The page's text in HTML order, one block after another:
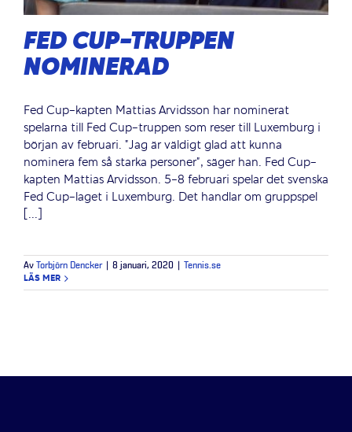
FED CUP-TRUPPEN
NOMINERAD
Fed Cup-kapten Mattias Arvidsson har nominerat
spelarna till Fed Cup-truppen som reser till Luxemburg i
början av februari. ”Jag är väldigt glad att kunna
nominera fem så starka personer”, säger han. Fed Cup-
kapten Mattias Arvidsson. 5-8 februari spelar det svenska
Fed Cup-laget i Luxemburg. Det handlar om gruppspel
[...]
Av Torbjörn Dencker 8 januari, 2020 Tennis.se
LÄS MER